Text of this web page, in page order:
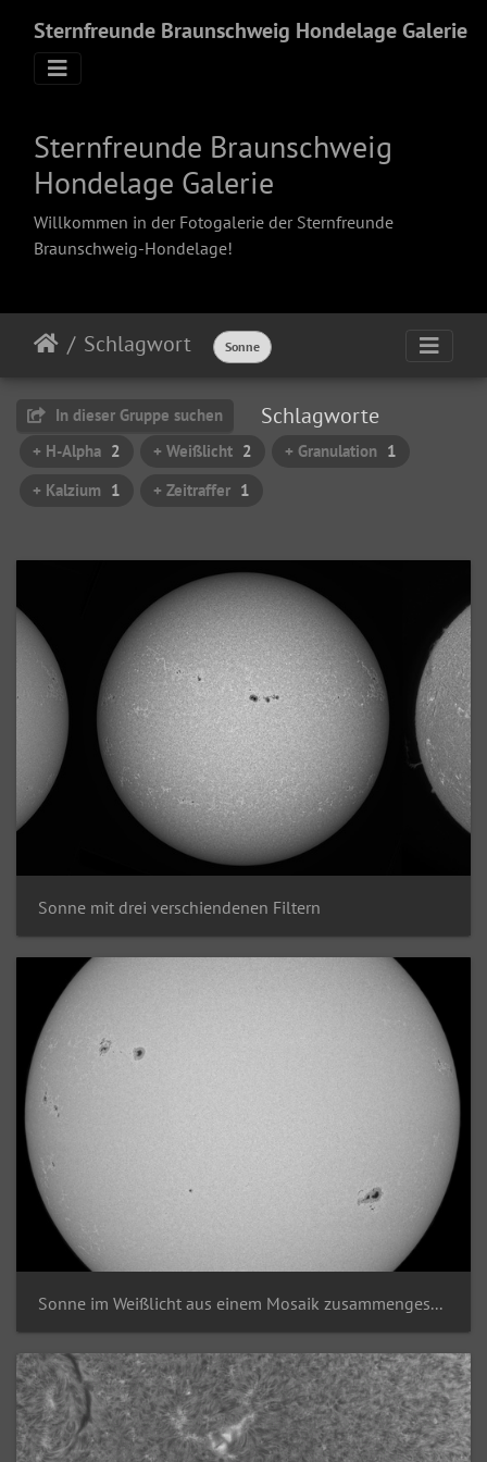
Sternfreunde Braunschweig Hondelage Galerie
Sternfreunde Braunschweig
Hondelage Galerie
Willkommen in der Fotogalerie der Sternfreunde
Braunschweig-Hondelage!
Schlagwort Sonne
In dieser Gruppe suchen Schlagworte
+ H-Alpha 2 + Weißlicht 2 + Granulation 1
+ Kalzium 1 + Zeitraffer 1
Sonne mit drei verschiendenen Filtern
Sonne im Weißlicht aus einem Mosaik zusammengesetzt